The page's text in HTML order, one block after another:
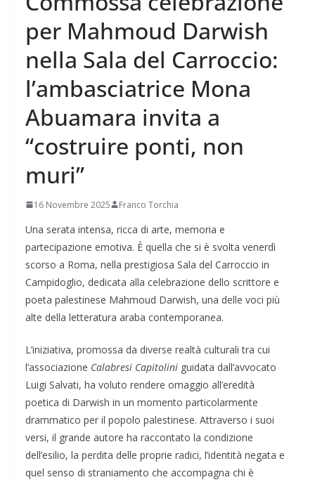
per Mahmoud Darwish
nella Sala del Carroccio:
l’ambasciatrice Mona
Abuamara invita a
“costruire ponti, non
muri”
16 Novembre 2025 Franco Torchia
Una serata intensa, ricca di arte, memoria e
partecipazione emotiva. È quella che si è svolta venerdì
scorso a Roma, nella prestigiosa Sala del Carroccio in
Campidoglio, dedicata alla celebrazione dello scrittore e
poeta palestinese Mahmoud Darwish, una delle voci più
alte della letteratura araba contemporanea.
L’iniziativa, promossa da diverse realtà culturali tra cui
l’associazione Calabresi Capitolini guidata dall’avvocato
Luigi Salvati, ha voluto rendere omaggio all’eredità
poetica di Darwish in un momento particolarmente
drammatico per il popolo palestinese. Attraverso i suoi
versi, il grande autore ha raccontato la condizione
dell’esilio, la perdita delle proprie radici, l’identità negata e
quel senso di straniamento che accompagna chi è